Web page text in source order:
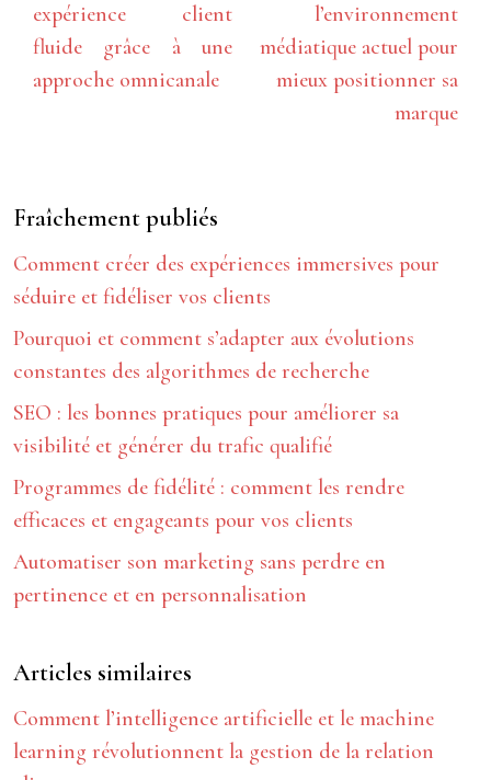
expérience client
fluide grâce à une
approche omnicanale
l’environnement
médiatique actuel pour
mieux positionner sa
marque
Fraîchement publiés
Comment créer des expériences immersives pour
séduire et fidéliser vos clients
Pourquoi et comment s’adapter aux évolutions
constantes des algorithmes de recherche
SEO : les bonnes pratiques pour améliorer sa
visibilité et générer du trafic qualifié
Programmes de fidélité : comment les rendre
efficaces et engageants pour vos clients
Automatiser son marketing sans perdre en
pertinence et en personnalisation
Articles similaires
Comment l’intelligence artificielle et le machine
learning révolutionnent la gestion de la relation